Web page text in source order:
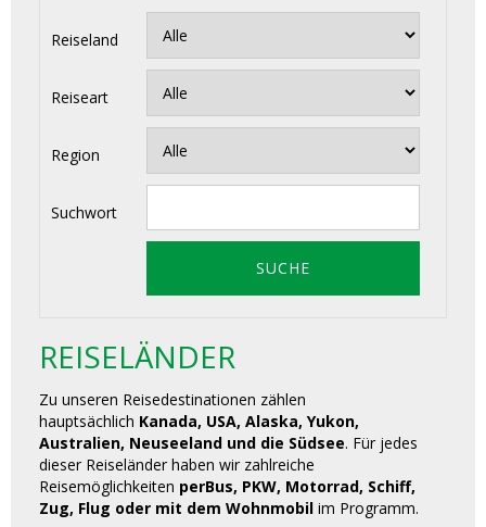
Reiseland
Reiseart
Region
Suchwort
REISELÄNDER
Zu unseren Reisedestinationen zählen
hauptsächlich Kanada, USA, Alaska, Yukon,
Australien, Neuseeland und die Südsee. Für jedes
dieser Reiseländer haben wir zahlreiche
Reisemöglichkeiten perBus, PKW, Motorrad, Schiff,
Zug, Flug oder mit dem Wohnmobil im Programm.